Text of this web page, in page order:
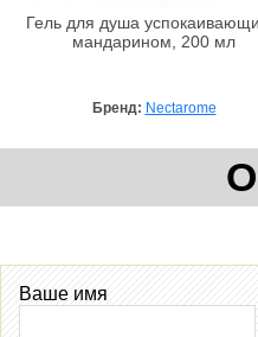
Гель для душа
мандарином, 200 мл
Бренд: Nectarome
Ваше имя